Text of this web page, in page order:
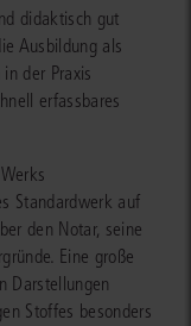
didaktisch gut
Ausbildung als
der Praxis
erfassbares
Standardwerk auf
den Notar, seine
Eine große
Darstellungen
Stoffes besonders